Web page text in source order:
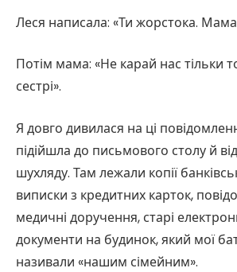
Леся написала: «Ти жорстока.
Потім мама: «Не карай нас тільки
сестрі».
Я довго дивилася на ці
підійшла до письмового столу й
шухляду. Там лежали копії
виписки з кредитних карток,
медичні доручення, старі
документи на будинок, який мої
називали «нашим сімейним».